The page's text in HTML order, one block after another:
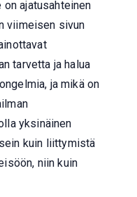
on ajatusahteinen
viimeisen sivun
tarvetta ja halua
ja mikä on
yksinäinen
kuin liittymistä
niin kuin